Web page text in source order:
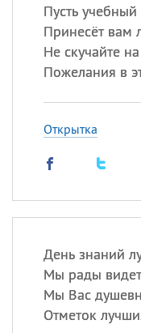
Пусть
Принесёт вам
Не скучайте
Пожелания в
Открытка
День знаний
Мы рады
Мы Вас
Отметок